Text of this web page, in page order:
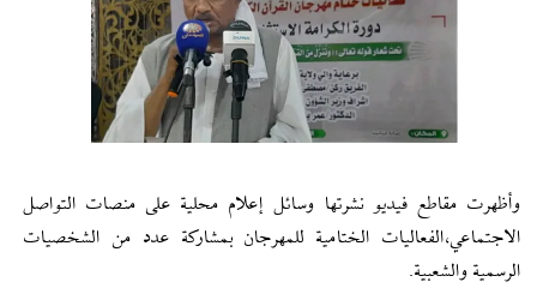
وأظهرت مقاطع فيديو نشرتها وسائل إعلام محلية على منصات التواصل
الاجتماعي،الفعاليات الختامية للمهرجان بمشاركة عدد من الشخصيات
الرسمية والشعبية.